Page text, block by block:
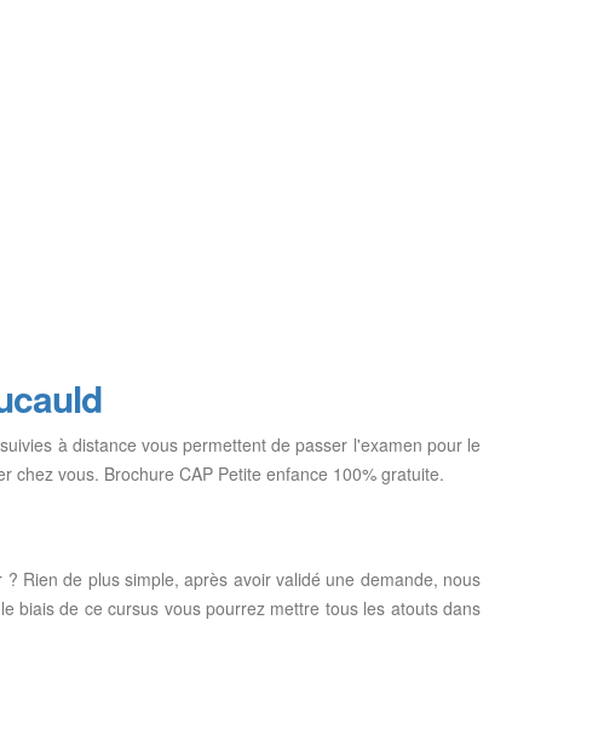
à distance vous permettent de passer l'examen pour le
chez vous. Brochure CAP Petite enfance 100% gratuite.
Rien de plus simple, après avoir validé une demande, nous
biais de ce cursus vous pourrez mettre tous les atouts dans